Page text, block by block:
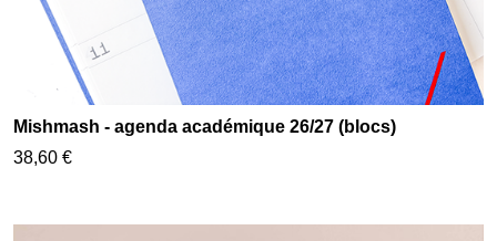
Mishmash - agenda académique 26/27 (blocs)
38,60 €